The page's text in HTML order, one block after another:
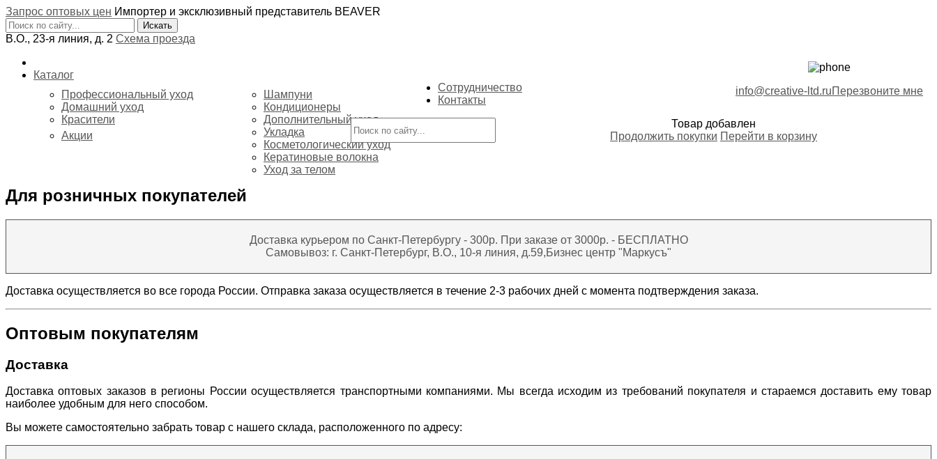
Запрос оптовых цен Импортер и эксклюзивный представитель BEAVER
В.О., 23-я линия, д. 2 Схема проезда
Каталог
Профессиональный уход
Домашний уход
Красители
Акции
Шампуни
Кондиционеры
Дополнительный уход
Укладка
Косметологический уход
Кератиновые волокна
Уход за телом
Сотрудничество
Контакты
Товар добавлен
Продолжить покупки Перейти в корзину
info@creative-ltd.ruПерезвоните мне
Для розничных покупателей
Доставка курьером по Санкт-Петербургу - 300р. При заказе от 3000р. - БЕСПЛАТНО
Самовывоз: г. Санкт-Петербург, В.О., 10-я линия, д.59,Бизнес центр "Маркусъ"
Доставка осуществляется во все города России. Отправка заказа осуществляется в течение 2-3 рабочих дней с момента подтверждения заказа.
Оптовым покупателям
Доставка
Доставка оптовых заказов в регионы России осуществляется транспортными компаниями. Мы всегда исходим из требований покупателя и стараемся доставить ему товар
наиболее удобным для него способом.
Вы можете самостоятельно забрать товар с нашего склада, расположенного по адресу: